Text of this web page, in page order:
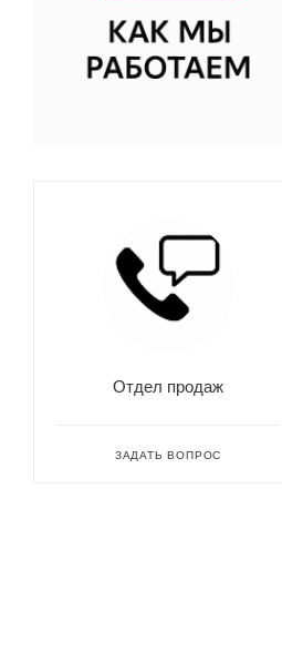
Отдел продаж
ЗАДАТЬ ВОПРОС